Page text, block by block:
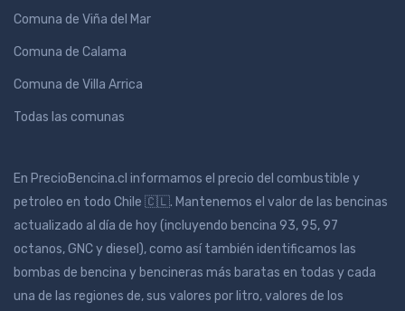
Comuna de Viña del Mar
Comuna de Calama
Comuna de Villa Arrica
Todas las comunas
En PrecioBencina.cl informamos el precio del combustible y
petroleo en todo Chile 🇨🇱. Mantenemos el valor de las bencinas
actualizado al día de hoy (incluyendo bencina 93, 95, 97
octanos, GNC y diesel), como así también identificamos las
bombas de bencina y bencineras más baratas en todas y cada
una de las regiones de, sus valores por litro, valores de los